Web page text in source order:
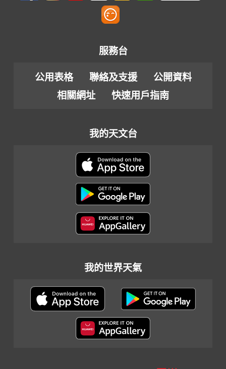
服務台
公用表格 聯絡及支援
公開資料
相關網址
快速用戶指南
我的天文台
我的世界天氣